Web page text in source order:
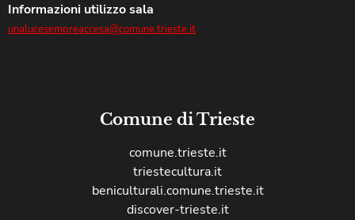
Informazioni utilizzo sala
unalucesempreaccesa@comune.trieste.it
Comune di Trieste
comune.trieste.it
triestecultura.it
beniculturali.comune.trieste.it
discover-trieste.it